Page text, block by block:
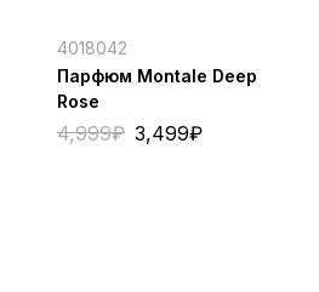
4018042
Парфюм Montale Deep
Rose
4,999₽ 3,499₽